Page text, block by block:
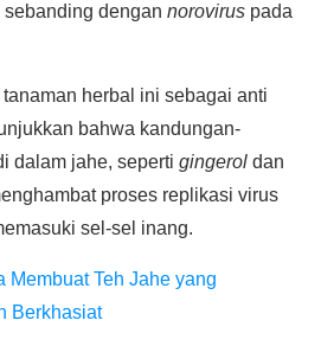
sebanding dengan norovirus pada
herbal ini sebagai anti
bahwa kandungan-
dalam jahe, seperti gingerol dan
proses replikasi virus
sel-sel inang.
Membuat Teh Jahe yang
Berkhasiat